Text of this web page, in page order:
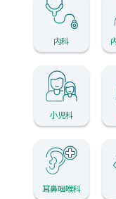
内科
小児科
耳鼻咽喉科